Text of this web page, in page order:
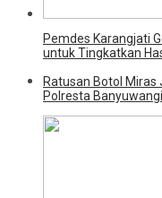
Pemdes Karangjati
untuk Tingkatkan
Ratusan Botol
Polresta Banyuwangi